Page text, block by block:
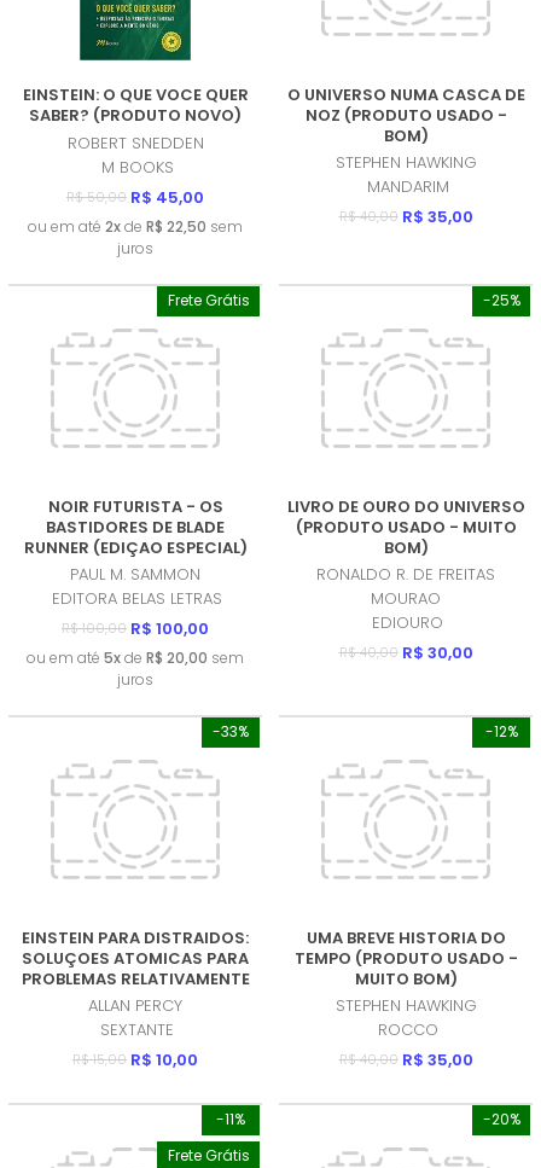
EINSTEIN: O QUE VOCE QUER
SABER? (PRODUTO NOVO)
ROBERT SNEDDEN
M BOOKS
R$ 50,00 R$ 45,00
ou em até 2xde R$ 22,50 sem
juros
O UNIVERSO NUMA CASCA DE
NOZ (PRODUTO USADO -
BOM)
STEPHEN HAWKING
MANDARIM
R$ 40,00 R$ 35,00
Frete Grátis
NOIR FUTURISTA - OS
BASTIDORES DE BLADE
RUNNER (EDIÇAO ESPECIAL)
(PRODUTO USADO - MUITO
BOM)
PAUL M. SAMMON
EDITORA BELAS LETRAS
R$ 100,00 R$ 100,00
ou em até 5xde R$ 20,00 sem
juros
-25%
LIVRO DE OURO DO UNIVERSO
(PRODUTO USADO - MUITO
BOM)
RONALDO R. DE FREITAS
MOURAO
EDIOURO
R$ 40,00 R$ 30,00
-33%
EINSTEIN PARA DISTRAIDOS:
SOLUÇOES ATOMICAS PARA
PROBLEMAS RELATIVAMENTE
GRAVES (PRODUTO USADO -
MUITO BOM)
ALLAN PERCY
SEXTANTE
R$ 15,00 R$ 10,00
-12%
UMA BREVE HISTORIA DO
TEMPO (PRODUTO USADO -
MUITO BOM)
STEPHEN HAWKING
ROCCO
R$ 40,00 R$ 35,00
-11%
Frete Grátis
-20%